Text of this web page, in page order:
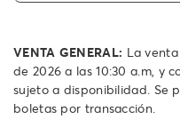
VENTA GENERAL: La
de 2026 a las 10:30 a.m, y
sujeto a disponibilidad. Se
boletas por transacción.